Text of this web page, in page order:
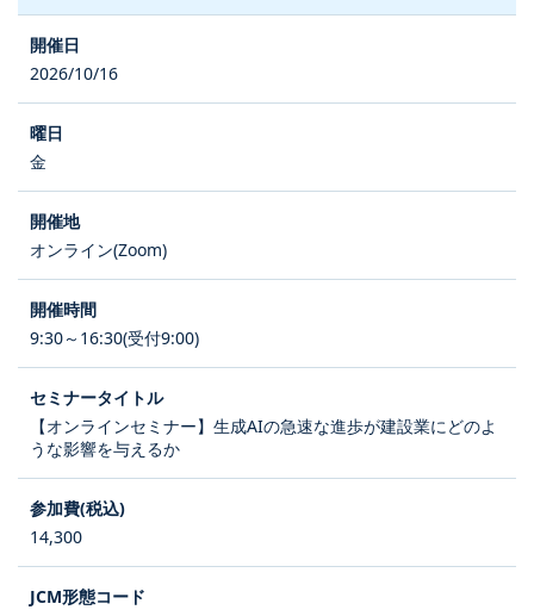
2026/10/16
金
オンライン(Zoom)
9:30～16:30(受付9:00)
【オンラインセミナー】生成AIの急速な進歩が建設業にどのよ
うな影響を与えるか
14,300